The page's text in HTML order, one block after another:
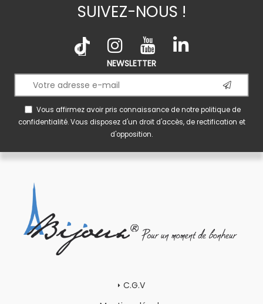
SUIVEZ-NOUS !
NEWSLETTER
Vous affirmez avoir pris connaissance de notrepolitique de
confidentialité. Vous disposez d'un droit d'accès, de rectification et
d'opposition.
C.G.V